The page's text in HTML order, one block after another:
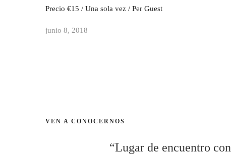
Precio €15 / Una sola vez / Per Guest
junio 8, 2018
VEN A CONOCERNOS
“Lugar de encuentro con